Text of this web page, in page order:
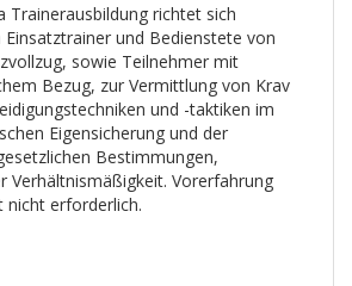
Trainerausbildung richtet sich
und Bedienstete von
sowie Teilnehmer mit
Bezug, zur Vermittlung von Krav
und -taktiken im
Eigensicherung und der
Bestimmungen,
Verhältnismäßigkeit. Vorerfahrung
nicht erforderlich.